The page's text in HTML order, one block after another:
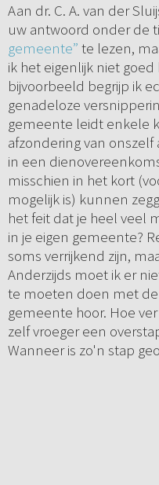
Aan dr. C. A. van der
uw antwoord onder de
gemeente” te lezen,
ik het eigenlijk niet
bijvoorbeeld begrijp ik
genadeloze
gemeente leidt enkele
afzondering van
in een
misschien in het kort
mogelijk is) kunnen
het feit dat je heel veel
in je eigen gemeente?
soms verrijkend zijn,
Anderzijds moet ik er
te moeten doen met de
gemeente hoor. Hoe
zelf vroeger een
Wanneer is zo'n stap